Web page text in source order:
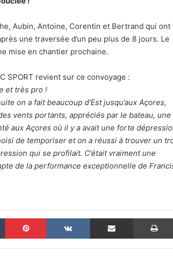
Aubin, Antoine, Corentin et Bertrand qui ont
une traversée d’un peu plus de 8 jours. Le
mise en chantier prochaine.
SPORT revient sur ce convoyage :
et très pro !
on a fait beaucoup d’Est jusqu’aux Açores,
vents portants, appréciés par le bateau, une
aux Açores où il y a avait une forte
de temporiser et on a réussi à trouver un
qui se profilait. C’était vraiment une
de la performance exceptionnelle de
Tumblr Pinterest VKontakte Partager par email
monde homologué, une aventure
collective soutenue par IDEC SPORT
THE FAMOUS PROJECT CIC – Et si on
se refaisait l’histoire de cette
performance historique !
THE FAMOUS PROJECT CIC – ELLES
L’ONT FAIT ET CA… CE N’EST PAS RIEN !
L’HISTOIRE